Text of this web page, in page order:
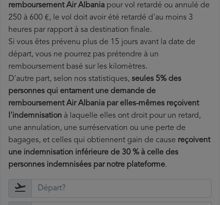
remboursement Air Albania pour vol retardé ou annulé de
250 à 600 €, le vol doit avoir été retardé d'au moins 3
heures par rapport à sa destination finale.
Si vous êtes prévenu plus de 15 jours avant la date de
départ, vous ne pourrez pas prétendre à un
remboursement basé sur les kilomètres.
D'autre part, selon nos statistiques, seules 5% des
personnes qui entament une demande de
remboursement Air Albania par elles-mêmes reçoivent
l'indemnisation à laquelle elles ont droit pour un retard,
une annulation, une surréservation ou une perte de
bagages, et celles qui obtiennent gain de cause reçoivent
une indemnisation inférieure de 30 % à celle des
personnes indemnisées par notre plateforme.